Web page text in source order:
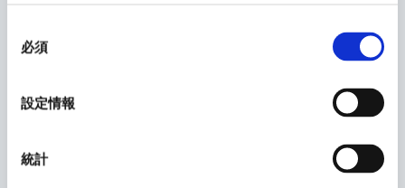
の必須
設定情報
統計
40％）
京都府 ： （Water Stress）Low-Medium（10-20%）
足のリスクが高い地域に該当していません。しかし、水資源
の重要性を踏まえ、各事業所では従業員への節水意識の